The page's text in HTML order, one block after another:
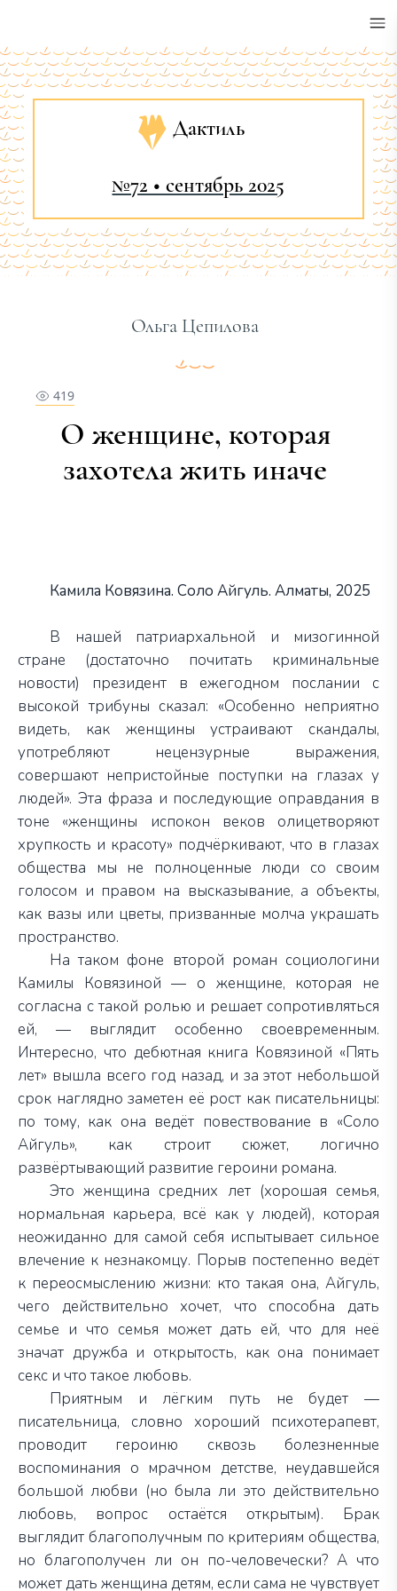
Дактиль
№72 • сентябрь 2025
Ольга Цепилова
419
О женщине, которая
захотела жить иначе
Камила Ковязина. Соло Айгуль. Алматы, 2025
В нашей патриархальной и мизогинной
стране (достаточно почитать криминальные
новости) президент в ежегодном послании с
высокой трибуны сказал: «Особенно неприятно
видеть, как женщины устраивают скандалы,
употребляют нецензурные выражения,
совершают непристойные поступки на глазах у
людей». Эта фраза и последующие оправдания в
тоне «женщины испокон веков олицетворяют
хрупкость и красоту» подчёркивают, что в глазах
общества мы не полноценные люди со своим
голосом и правом на высказывание, а объекты,
как вазы или цветы, призванные молча украшать
пространство.
На таком фоне второй роман социологини
Камилы Ковязиной — о женщине, которая не
согласна с такой ролью и решает сопротивляться
ей, — выглядит особенно своевременным.
Интересно, что дебютная книга Ковязиной «Пять
лет» вышла всего год назад, и за этот небольшой
срок наглядно заметен её рост как писательницы:
по тому, как она ведёт повествование в «Соло
Айгуль», как строит сюжет, логично
развёртывающий развитие героини романа.
Это женщина средних лет (хорошая семья,
нормальная карьера, всё как у людей), которая
неожиданно для самой себя испытывает сильное
влечение к незнакомцу. Порыв постепенно ведёт
к переосмыслению жизни: кто такая она, Айгуль,
чего действительно хочет, что способна дать
семье и что семья может дать ей, что для неё
значат дружба и открытость, как она понимает
секс и что такое любовь.
Приятным и лёгким путь не будет —
писательница, словно хороший психотерапевт,
проводит героиню сквозь болезненные
воспоминания о мрачном детстве, неудавшейся
большой любви (но была ли это действительно
любовь, вопрос остаётся открытым). Брак
выглядит благополучным по критериям общества,
но благополучен ли он по-человечески? А что
может дать женщина детям, если сама не чувствует